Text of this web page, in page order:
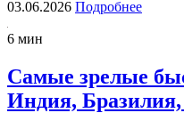
03.06.2026 Подробнее
6 мин
Самые зрелые
Индия,